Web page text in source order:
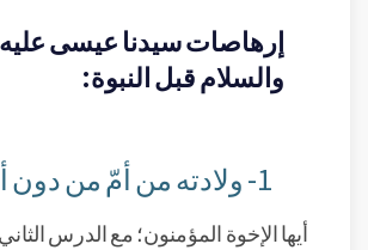
إرهاصات سيدنا عيسى عليه
والسلام قبل النبوة:
1- ولادته من أمّ من دون أب:
أيها الإخوة المؤمنون؛ مع الدرس